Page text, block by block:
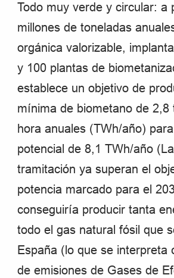
Todo muy verde y circular: a
millones de toneladas
orgánica valorizable,
y 100 plantas de
establece un objetivo de
mínima de biometano de 2,8
hora anuales (TWh/año)
potencial de 8,1 TWh/año
tramitación ya superan el
potencia marcado para el
conseguiría producir tanta
todo el gas natural fósil que
España (lo que se interpreta
de emisiones de Gases de